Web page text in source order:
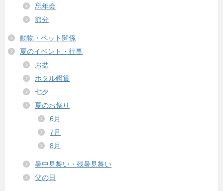
忘年会
節分
動物・ペット関係
夏のイベント・行事
お盆
ホタル鑑賞
七夕
夏のお祭り
6月
7月
8月
暑中見舞い・残暑見舞い
父の日